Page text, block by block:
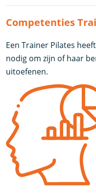
Competenties
Een Trainer Pilates
nodig om zijn of haar
uitoefenen.